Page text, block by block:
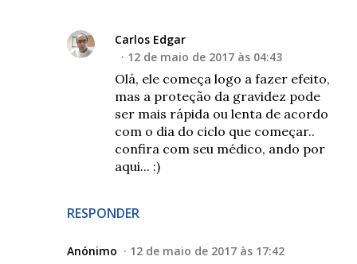
RESPONDER
Carlos Edgar
12 de maio de 2017 às 04:43
Olá, ele começa logo a fazer efeito,
mas a proteção da gravidez pode
ser mais rápida ou lenta de acordo
com o dia do ciclo que começar..
confira com seu médico, ando por
aqui... :)
Anónimo 12 de maio de 2017 às 17:42